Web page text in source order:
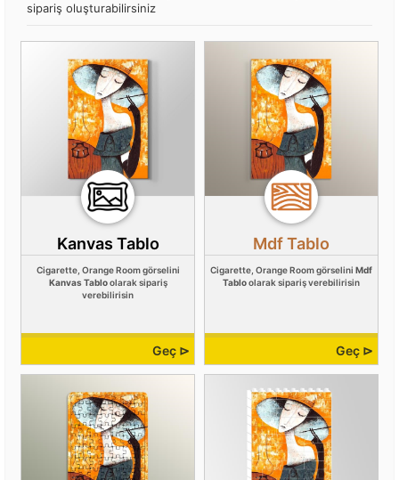
sipariş oluşturabilirsiniz
Kanvas Tablo
Cigarette, Orange Room görselini
Kanvas Tabloolarak sipariş
verebilirisin
Geç ⊳
Mdf Tablo
Cigarette, Orange Room görselini Mdf
Tabloolarak sipariş verebilirisin
Geç ⊳